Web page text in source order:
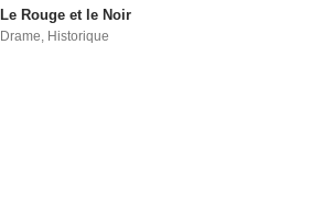
Le Rouge et le Noir
Drame, Historique